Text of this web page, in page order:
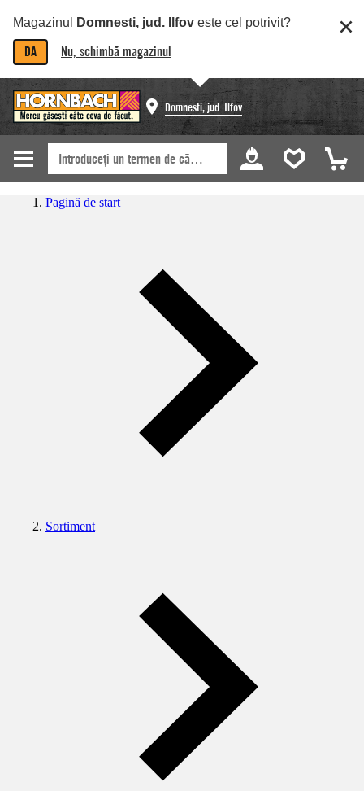
Magazinul Domnesti, jud. Ilfov este cel potrivit?
DA Nu, schimbă magazinul
Domnesti, jud. Ilfov
Pagină de start
Sortiment